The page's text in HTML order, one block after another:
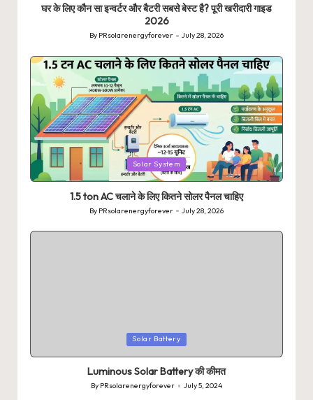
घर के लिए कौन सा इन्वर्टर और बैटरी सबसे बेस्ट है? पूरी खरीदारी गाइड
2026
Posted
By PRsolarenergyforever July 28, 2026
Posted
in
Solar System
1.5 ton AC चलाने के लिए कितने सोलर पैनल चाहिए
Posted
By PRsolarenergyforever July 28, 2026
Solar Battery
Luminous Solar Battery की कीमत
Posted
By PRsolarenergyforever July 5, 2024